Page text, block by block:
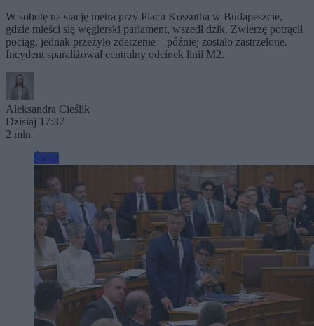
W sobotę na stację metra przy Placu Kossutha w Budapeszcie,
gdzie mieści się węgierski parlament, wszedł dzik. Zwierzę potrącił
pociąg, jednak przeżyło zderzenie – później zostało zastrzelone.
Incydent sparaliżował centralny odcinek linii M2.
Aleksandra Cieślik
Dzisiaj 17:37
2 min